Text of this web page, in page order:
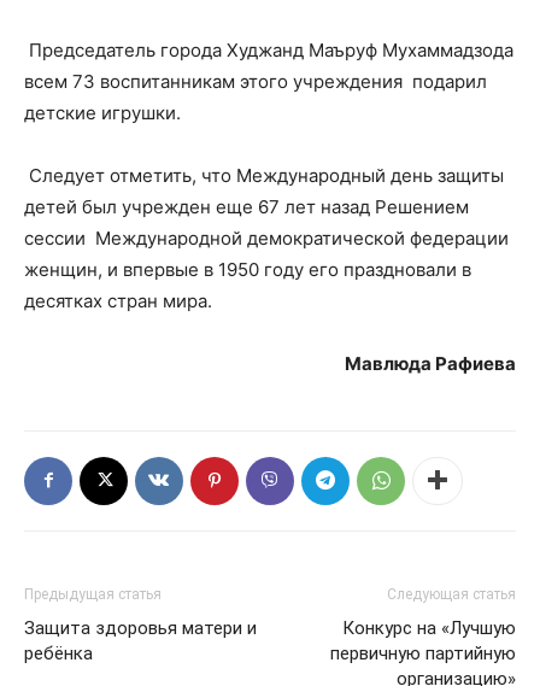
Председатель города Худжанд Маъруф Мухаммадзода
всем 73 воспитанникам этого учреждения подарил
детские игрушки.
Следует отметить, что Международный день защиты
детей был учрежден еще 67 лет назад Решением
сессии Международной демократической федерации
женщин, и впервые в 1950 году его праздновали в
десятках стран мира.
Мавлюда Рафиева
Предыдущая статья
Защита здоровья матери и
ребёнка
Следующая статья
Конкурс на «Лучшую
первичную партийную
организацию»